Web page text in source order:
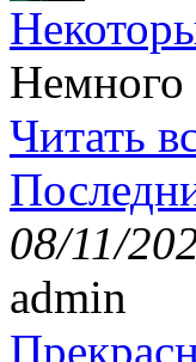
Немного
Читать
08/11/
admin